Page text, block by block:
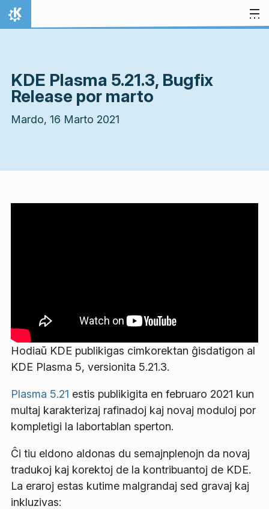
Salti al enhavo
Hejmo
KDE Plasma 5.21.3, Bugfix
Release por marto
Mardo, 16 Marto 2021
Hodiaŭ KDE publikigas cimkorektan ĝisdatigon al
KDE Plasma 5, versionita 5.21.3.
Plasma 5.21 estis publikigita en februaro 2021 kun
multaj karakterizaj rafinadoj kaj novaj moduloj por
kompletigi la labortablan sperton.
Ĉi tiu eldono aldonas du semajnplenojn da novaj
tradukoj kaj korektoj de la kontribuantoj de KDE.
La eraroj estas kutime malgrandaj sed gravaj kaj
inkluzivas: